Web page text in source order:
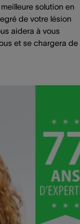
solution en
de votre lésion
aidera à vous
et se chargera de